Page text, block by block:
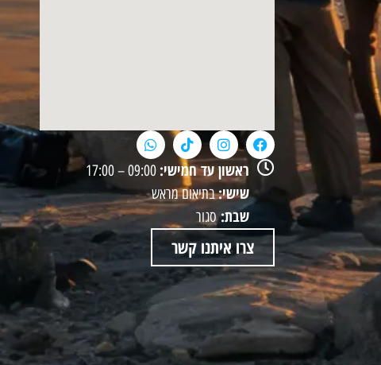
ראשון עד חמישי: 09:00 – 17:00
שישי:בתיאום מראש
שבת:סגור
צרו איתנו קשר